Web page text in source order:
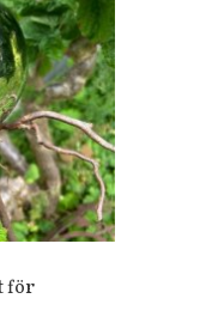
för